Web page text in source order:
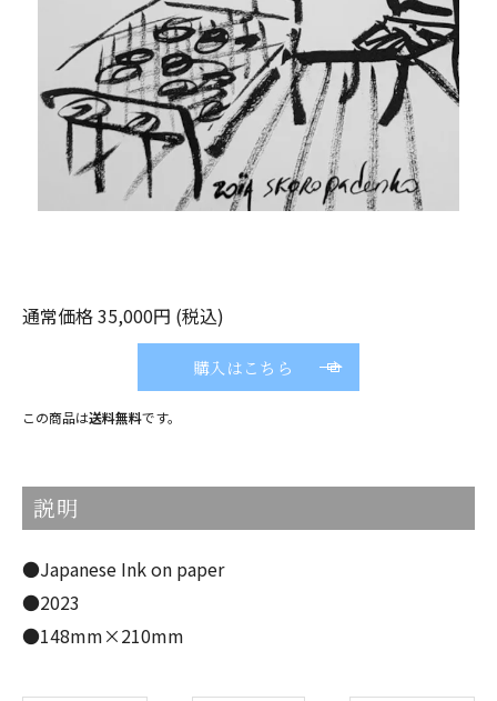
通常価格 35,000円 (税込)
購入はこちら
この商品は送料無料です。
説明
●Japanese Ink on paper
●2023
●148mm×210mm